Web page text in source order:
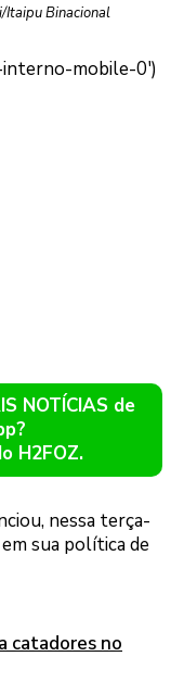
Itaipu Binacional
NOTÍCIAS de
H2FOZ.
nessa terça-
sua política de
catadores no